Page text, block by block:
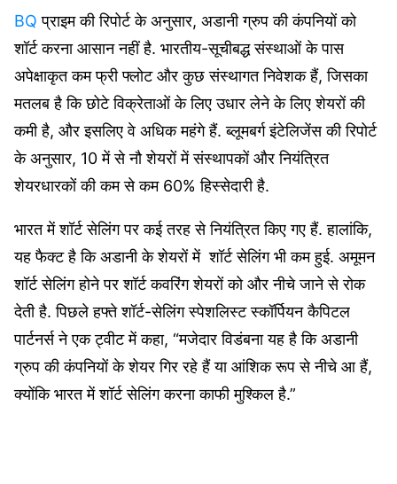
BQ प्राइम की रिपोर्ट के अनुसार, अडानी ग्रुप की कंपनियों को
शॉर्ट करना आसान नहीं है. भारतीय-सूचीबद्ध संस्थाओं के पास
अपेक्षाकृत कम फ्री फ्लोट और कुछ संस्थागत निवेशक हैं, जिसका
मतलब है कि छोटे विक्रेताओं के लिए उधार लेने के लिए शेयरों की
कमी है, और इसलिए वे अधिक महंगे हैं. ब्लूमबर्ग इंटेलिजेंस की रिपोर्ट
के अनुसार, 10 में से नौ शेयरों में संस्थापकों और नियंत्रित
शेयरधारकों की कम से कम 60% हिस्सेदारी है.
भारत में शॉर्ट सेलिंग पर कई तरह से नियंत्रित किए गए हैं. हालांकि,
यह फैक्ट है कि अडानी के शेयरों में शॉर्ट सेलिंग भी कम हुई. अमूमन
शॉर्ट सेलिंग होने पर शॉर्ट कवरिंग शेयरों को और नीचे जाने से रोक
देती है. पिछले हफ्ते शॉर्ट-सेलिंग स्पेशलिस्ट स्कॉर्पियन कैपिटल
पार्टनर्स ने एक ट्वीट में कहा, “मजेदार विडंबना यह है कि अडानी
ग्रुप की कंपनियों के शेयर गिर रहे हैं या आंशिक रूप से नीचे आ हैं,
क्योंकि भारत में शॉर्ट सेलिंग करना काफी मुश्किल है.”